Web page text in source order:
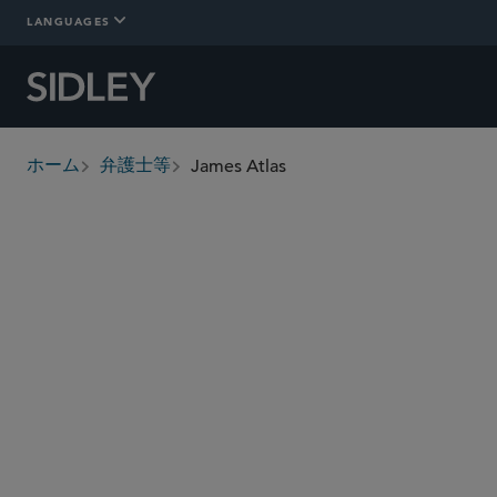
LANGUAGES
breadcrumbs
ホーム 弁護士等 James Atlas